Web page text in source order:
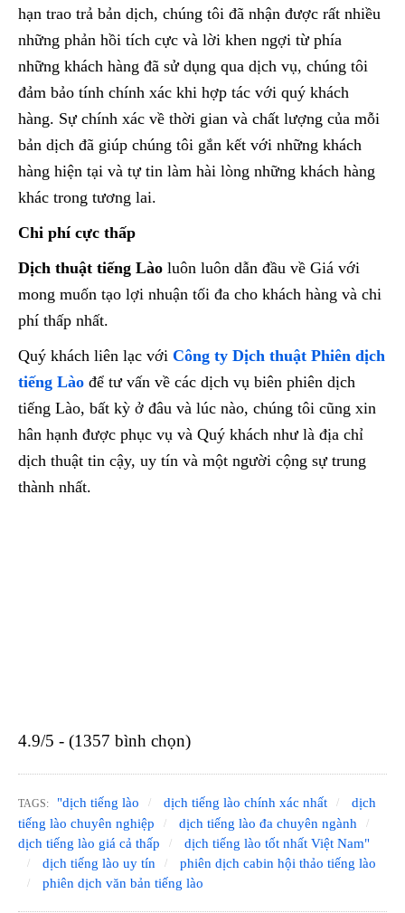
hạn trao trả bản dịch, chúng tôi đã nhận được rất nhiều
những phản hồi tích cực và lời khen ngợi từ phía
những khách hàng đã sử dụng qua dịch vụ, chúng tôi
đảm bảo tính chính xác khi hợp tác với quý khách
hàng. Sự chính xác về thời gian và chất lượng của mỗi
bản dịch đã giúp chúng tôi gắn kết với những khách
hàng hiện tại và tự tin làm hài lòng những khách hàng
khác trong tương lai.
Chi phí cực thấp
Dịch thuật tiếng Lào luôn luôn dẫn đầu về Giá với
mong muốn tạo lợi nhuận tối đa cho khách hàng và chi
phí thấp nhất.
Quý khách liên lạc với Công ty Dịch thuật Phiên dịch
tiếng Lào để tư vấn về các dịch vụ biên phiên dịch
tiếng Lào, bất kỳ ở đâu và lúc nào, chúng tôi cũng xin
hân hạnh được phục vụ và Quý khách như là địa chỉ
dịch thuật tin cậy, uy tín và một người cộng sự trung
thành nhất.
4.9/5 - (1357 bình chọn)
TAGS: "dịch tiếng lào dịch tiếng lào chính xác nhất
dịch
tiếng lào chuyên nghiệp
dịch tiếng lào đa chuyên ngành
dịch tiếng lào giá cả thấp
dịch tiếng lào tốt nhất Việt Nam"
dịch tiếng lào uy tín
phiên dịch cabin hội thảo tiếng lào
phiên dịch văn bản tiếng lào